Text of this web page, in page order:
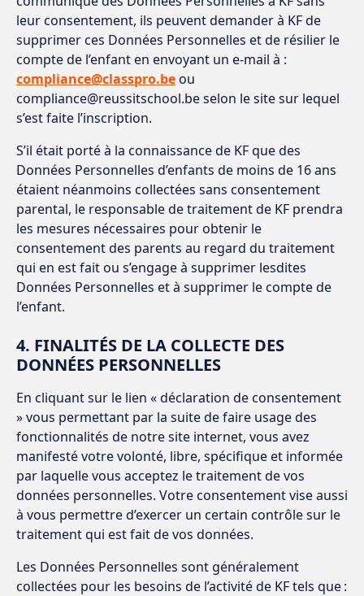
leur consentement, ils peuvent demander à KF de
supprimer ces Données Personnelles et de résilier le
compte de l’enfant en envoyant un e-mail à :
compliance@classpro.beou
compliance@reussitschool.be selon le site sur lequel
s’est faite l’inscription.
S’il était porté à la connaissance de KF que des
Données Personnelles d’enfants de moins de 16 ans
étaient néanmoins collectées sans consentement
parental, le responsable de traitement de KF prendra
les mesures nécessaires pour obtenir le
consentement des parents au regard du traitement
qui en est fait ou s’engage à supprimer lesdites
Données Personnelles et à supprimer le compte de
l’enfant.
4. FINALITÉS DE LA COLLECTE DES
DONNÉES PERSONNELLES
En cliquant sur le lien « déclaration de consentement
» vous permettant par la suite de faire usage des
fonctionnalités de notre site internet, vous avez
manifesté votre volonté, libre, spécifique et informée
par laquelle vous acceptez le traitement de vos
données personnelles. Votre consentement vise aussi
à vous permettre d’exercer un certain contrôle sur le
traitement qui est fait de vos données.
Les Données Personnelles sont généralement
collectées pour les besoins de l’activité de KF tels que :